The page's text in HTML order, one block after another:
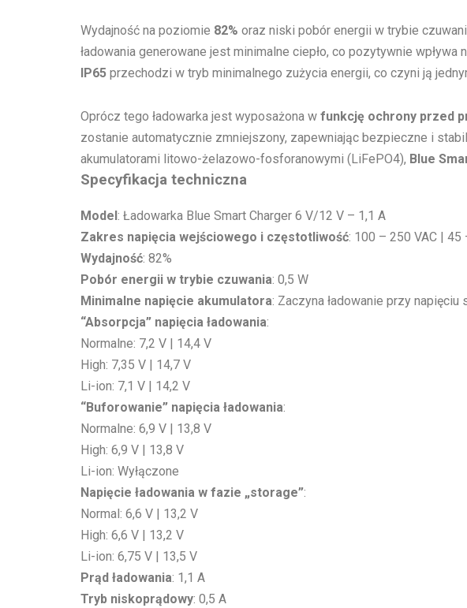
Wydajność na poziomie 82% oraz niski pobór energii w trybie
ładowania generowane jest minimalne ciepło, co pozytywnie
IP65 przechodzi w tryb minimalnego zużycia energii, co czyni ją
Oprócz tego ładowarka jest wyposażona w funkcję ochrony przed
zostanie automatycznie zmniejszony, zapewniając bezpieczne i
akumulatorami litowo-żelazowo-fosforanowymi (LiFePO4), Blue
Specyfikacja techniczna
Model : Ładowarka Blue Smart Charger 6 V/12 V – 1,1 A
Zakres napięcia wejściowego i częstotliwość: 100 – 250 VAC | 45
Wydajność: 82%
Pobór energii w trybie czuwania: 0,5 W
Minimalne napięcie akumulatora: Zaczyna ładowanie przy napięciu
“Absorpcja” napięcia ładowania:
Normalne: 7,2 V | 14,4 V
High: 7,35 V | 14,7 V
Li-ion: 7,1 V | 14,2 V
“Buforowanie” napięcia ładowania:
Normalne: 6,9 V | 13,8 V
High: 6,9 V | 13,8 V
Li-ion: Wyłączone
Napięcie ładowania w fazie „storage”:
Normal: 6,6 V | 13,2 V
High: 6,6 V | 13,2 V
Li-ion: 6,75 V | 13,5 V
Prąd ładowania: 1,1 A
Tryb niskoprądowy: 0,5 A